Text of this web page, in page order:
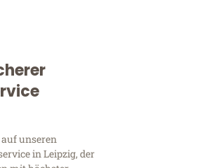
auf unseren
in Leipzig, der